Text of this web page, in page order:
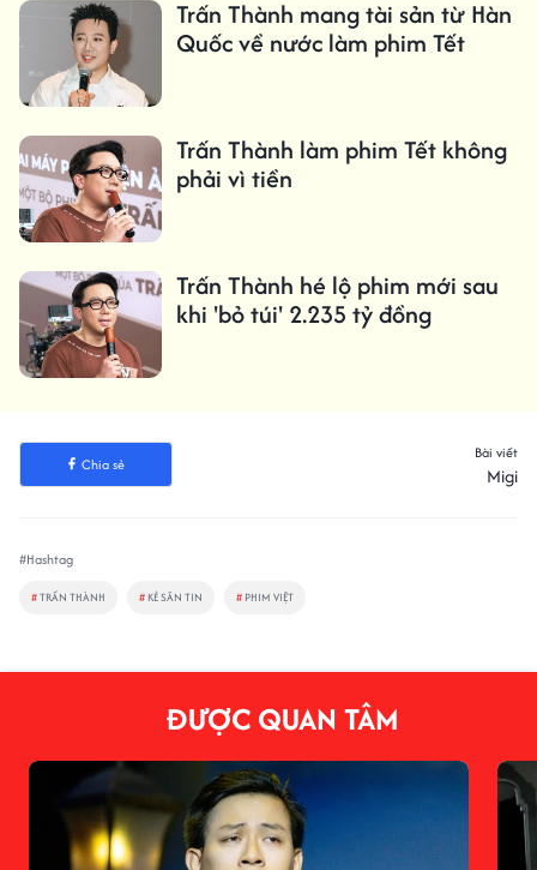
Trấn Thành mang tài sản từ Hàn
Quốc về nước làm phim Tết
Trấn Thành làm phim Tết không
phải vì tiền
Trấn Thành hé lộ phim mới sau
khi 'bỏ túi' 2.235 tỷ đồng
Chia sẻ
Bài viết
Migi
#Hashtag
#TRẤN THÀNH # KẺ SĂN TIN # PHIM VIỆT
ĐƯỢC QUAN TÂM